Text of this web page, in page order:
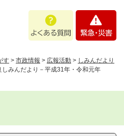
あ
問
・
す > 市政情報 > 広報活動 > しみんだより
しみんだより－平成31年・令和元年